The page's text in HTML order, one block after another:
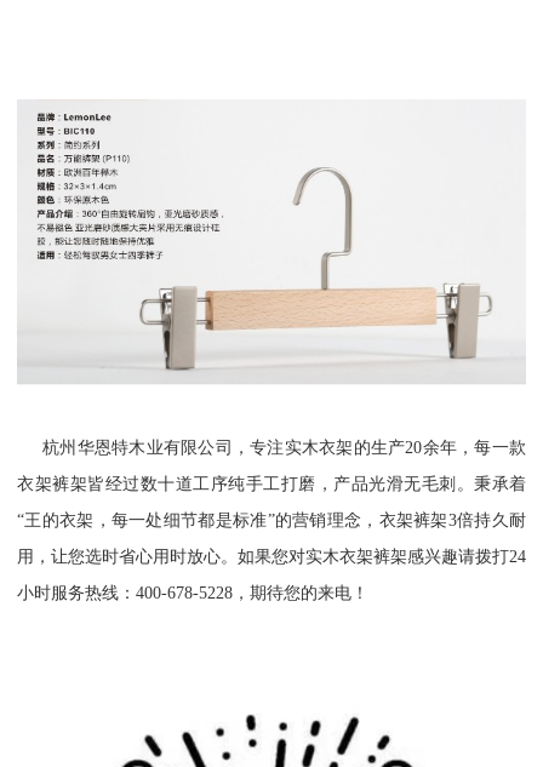
杭州华恩特木业有限公司，专注实木衣架的生产20余年，每一款
衣架裤架皆经过数十道工序纯手工打磨，产品光滑无毛刺。秉承着
“王的衣架，每一处细节都是标准”的营销理念，衣架裤架3倍持久耐
用，让您选时省心用时放心。如果您对实木衣架裤架感兴趣请拨打24
小时服务热线：400-678-5228，期待您的来电！